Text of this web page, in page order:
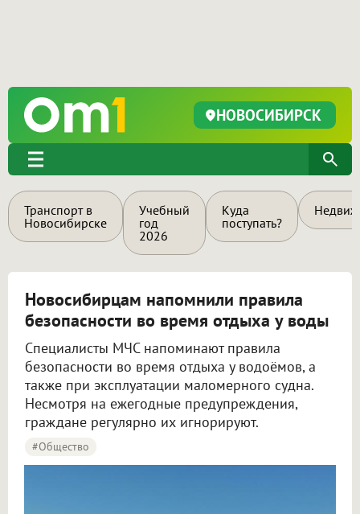
НОВОСИБИРСК
Транспорт в
Новосибирске
Учебный
год
2026
Куда
поступать?
Новосибирцам напомнили правила
безопасности во время отдыха у воды
Специалисты МЧС напоминают правила
безопасности во время отдыха у водоёмов, а
также при эксплуатации маломерного судна.
Несмотря на ежегодные предупреждения,
граждане регулярно их игнорируют.
#Общество